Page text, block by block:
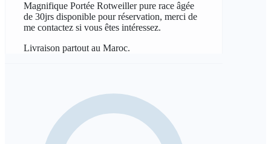
Magnifique Portée Rotweiller pure race âgée
de 30jrs disponible pour réservation, merci de
me contactez si vous êtes intéressez.
Livraison partout au Maroc.